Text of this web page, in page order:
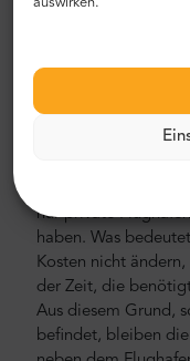
erfahrenen Fahrern,
Der Preis für den
Shuttle ist niedriger
Preise sind fest,
Kreditkarte oder
nur private
haben. Was
Kosten nicht
der Zeit, die
Aus diesem Grund,
befindet, bleiben